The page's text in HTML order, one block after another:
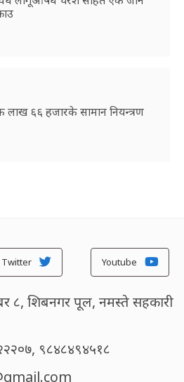
लाख ६६ हजारके सामान नियन्त्रण
Twitter Youtube
८, शिबनगर पूल, नमस्ते सहकारी
९८४८४९४५१८